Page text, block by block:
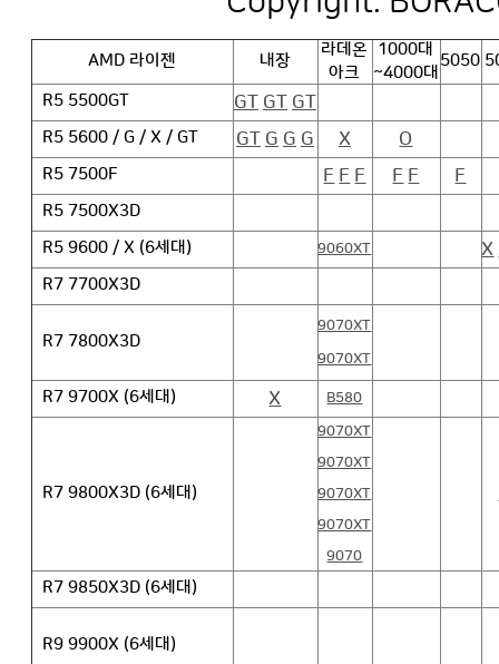
AMD 라이젠 내장
라데온
아크
1000대
~4000대
5050
R5 5500GT GT GT GT
R5 5600 / G / X / GT GT G G G X O
R5 7500F F F F F F F
R5 7500X3D
R5 9600 / X (6세대) 9060XT X
R7 7700X3D
R7 7800X3D
9070XT
9070XT
R7 9700X (6세대) X B580
R7 9800X3D (6세대)
9070XT
9070XT
9070XT
9070XT
9070
R7 9850X3D (6세대)
R9 9900X (6세대)